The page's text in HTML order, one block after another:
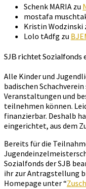
Schenk MARIA zu
mostafa
Kristin Wodzinski
Lolo tAdfg zu
SJB richtet Sozialfonds
Alle Kinder und
badischen
Veranstaltungen und
teilnehmen können.
finanzierbar. Deshalb
eingerichtet, aus dem
Bereits für die
Sozialfonds der SJB
ihr zur Antragstellung
Homepage unter “